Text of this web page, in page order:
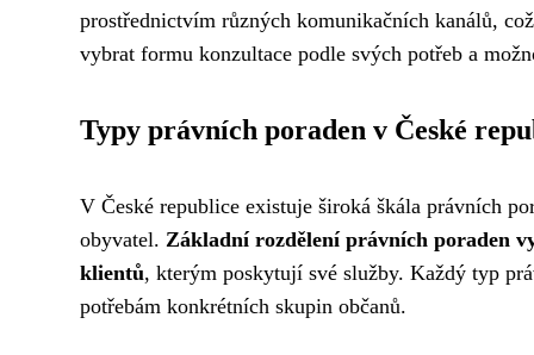
prostřednictvím různých komunikačních kanálů,
vybrat formu konzultace podle svých potřeb a
Typy právních poraden v České
V České republice existuje široká škála právních
obyvatel. Základní rozdělení právních poraden
klientů, kterým poskytují své služby. Každý typ
potřebám konkrétních skupin občanů.